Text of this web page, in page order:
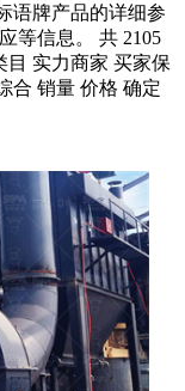
语牌产品的详细参
等信息。 共 2105
目 实力商家 买家保
合 销量 价格 确定